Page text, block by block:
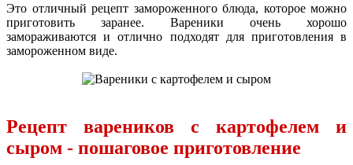
Это отличный рецепт замороженного блюда, которое можно
приготовить заранее. Вареники очень хорошо
замораживаются и отлично подходят для приготовления в
замороженном виде.
Рецепт вареников с картофелем и
сыром - пошаговое приготовление